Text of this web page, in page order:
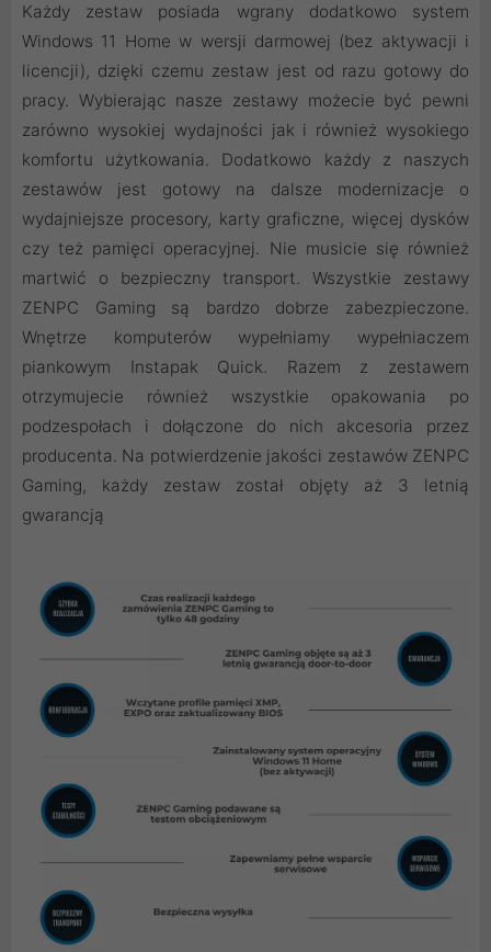
Każdy zestaw posiada wgrany dodatkowo system
Windows 11 Home w wersji darmowej (bez aktywacji i
licencji), dzięki czemu zestaw jest od razu gotowy do
pracy. Wybierając nasze zestawy możecie być pewni
zarówno wysokiej wydajności jak i również wysokiego
komfortu użytkowania. Dodatkowo każdy z naszych
zestawów jest gotowy na dalsze modernizacje o
wydajniejsze procesory, karty graficzne, więcej dysków
czy też pamięci operacyjnej. Nie musicie się również
martwić o bezpieczny transport. Wszystkie zestawy
ZENPC Gaming są bardzo dobrze zabezpieczone.
Wnętrze komputerów wypełniamy wypełniaczem
piankowym Instapak Quick. Razem z zestawem
otrzymujecie również wszystkie opakowania po
podzespołach i dołączone do nich akcesoria przez
producenta. Na potwierdzenie jakości zestawów ZENPC
Gaming, każdy zestaw został objęty aż 3 letnią
gwarancją